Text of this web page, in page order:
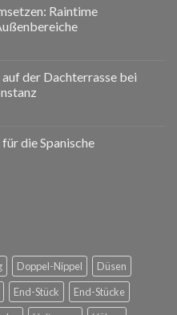
Raintime
der Dachterrasse bei
die Spanische
Doppel-Nippel
Düsen
End-Stück
End-Stücke